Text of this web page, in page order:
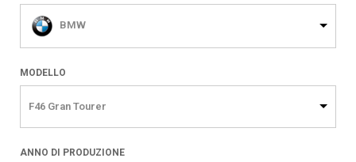
BMW
MODELLO
F46 Gran Tourer
ANNO DI PRODUZIONE